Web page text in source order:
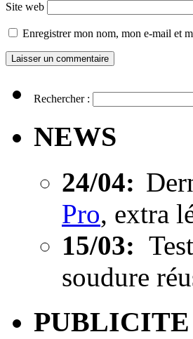
Site web
Enregistrer mon nom, mon e-mail et
Rechercher :
NEWS
24/04:
Pro, extra
15/03:
soudure
PUBLICITE